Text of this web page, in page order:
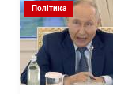
Політика